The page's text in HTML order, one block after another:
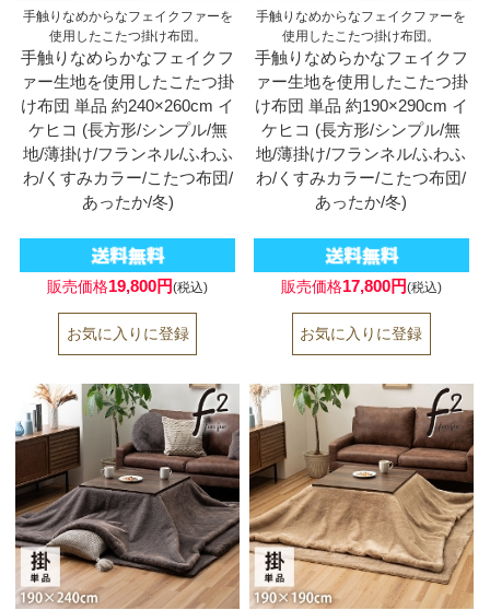
手触りなめからなフェイクファーを
使用したこたつ掛け布団。
手触りなめらかなフェイクフ
ァー生地を使用したこたつ掛
け布団 単品 約240×260cm イ
ケヒコ (長方形/シンプル/無
地/薄掛け/フランネル/ふわふ
わ/くすみカラー/こたつ布団/
あったか/冬)
販売価格19,800円(税込)
手触りなめからなフェイクファーを
使用したこたつ掛け布団。
手触りなめらかなフェイクフ
ァー生地を使用したこたつ掛
け布団 単品 約190×290cm イ
ケヒコ (長方形/シンプル/無
地/薄掛け/フランネル/ふわふ
わ/くすみカラー/こたつ布団/
あったか/冬)
販売価格17,800円(税込)